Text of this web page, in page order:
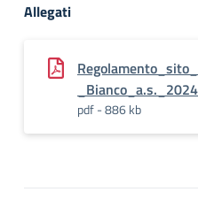
Allegati
pdf - 886 kb